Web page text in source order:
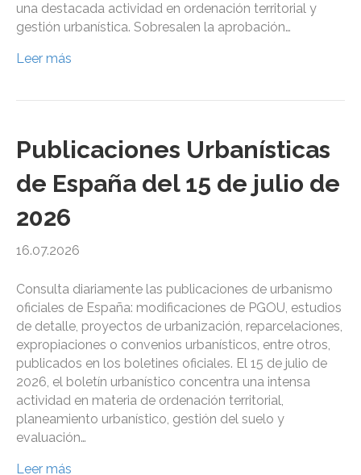
una destacada actividad en ordenación territorial y
gestión urbanística. Sobresalen la aprobación…
Leer más
Publicaciones Urbanísticas
de España del 15 de julio de
2026
16.07.2026
Consulta diariamente las publicaciones de urbanismo
oficiales de España: modificaciones de PGOU, estudios
de detalle, proyectos de urbanización, reparcelaciones,
expropiaciones o convenios urbanísticos, entre otros,
publicados en los boletines oficiales. El 15 de julio de
2026, el boletín urbanístico concentra una intensa
actividad en materia de ordenación territorial,
planeamiento urbanístico, gestión del suelo y
evaluación…
Leer más